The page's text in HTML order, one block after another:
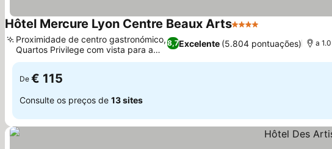
Hôtel Mercure Lyon Centre Beaux Arts4 Estrelas
8,7Excelente (5.804 pontuações)
Proximidade de centro gastronómico,
Quartos Privilege com vista para a
praça
a
De € 115
Consulte os preços de 13 sites